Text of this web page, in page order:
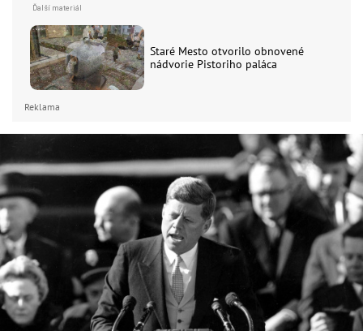
Staré Mesto otvorilo obnovené
nádvorie Pistoriho paláca
Reklama